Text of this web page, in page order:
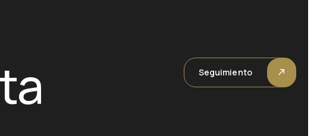
Seguimiento